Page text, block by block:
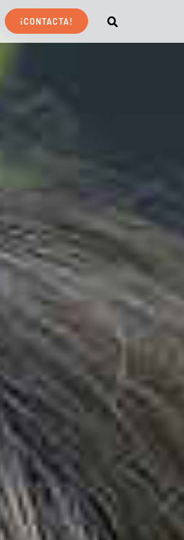
¡CONTACTA!